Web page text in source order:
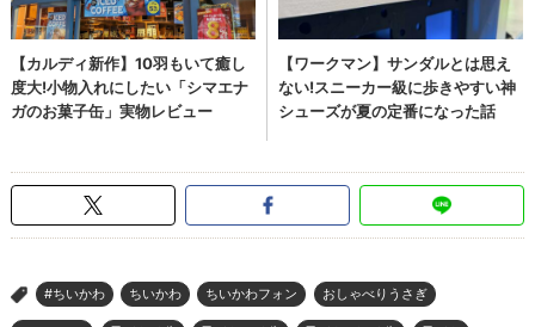
> #ちいかわ ちいかわ ちいかわフォン おしゃべりうさぎ